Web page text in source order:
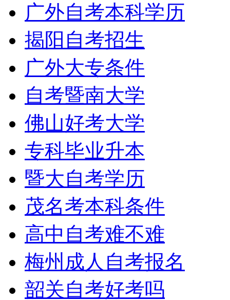
广外自考本科学历
揭阳自考招生
广外大专条件
自考暨南大学
佛山好考大学
专科毕业升本
暨大自考学历
茂名考本科条件
高中自考难不难
梅州成人自考报名
韶关自考好考吗